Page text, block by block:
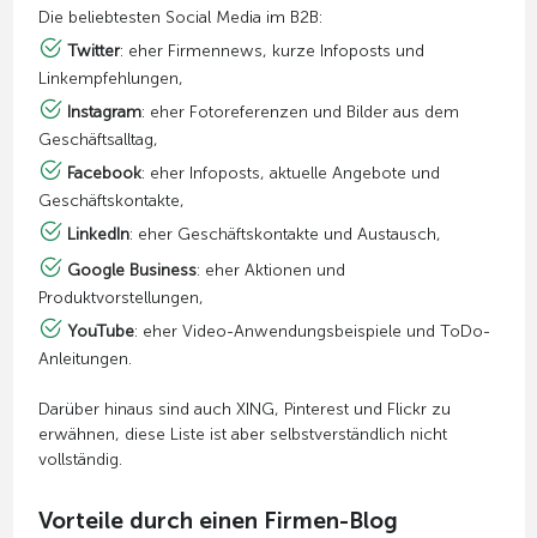
Die beliebtesten Social Media im B2B:
Twitter: eher Firmennews, kurze Infoposts und
Linkempfehlungen,
Instagram: eher Fotoreferenzen und Bilder aus dem
Geschäftsalltag,
Facebook: eher Infoposts, aktuelle Angebote und
Geschäftskontakte,
LinkedIn: eher Geschäftskontakte und Austausch,
Google Business: eher Aktionen und
Produktvorstellungen,
YouTube: eher Video-Anwendungsbeispiele und ToDo-
Anleitungen.
Darüber hinaus sind auch XING, Pinterest und Flickr zu
erwähnen, diese Liste ist aber selbstverständlich nicht
vollständig.
Vorteile durch einen Firmen-Blog